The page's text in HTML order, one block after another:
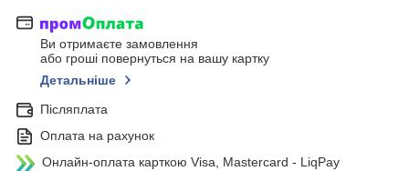
Ви отримаєте замовлення
або гроші повернуться на вашу картку
Детальніше
Післяплата
Оплата на рахунок
Онлайн-оплата карткою Visa, Mastercard - LiqPay